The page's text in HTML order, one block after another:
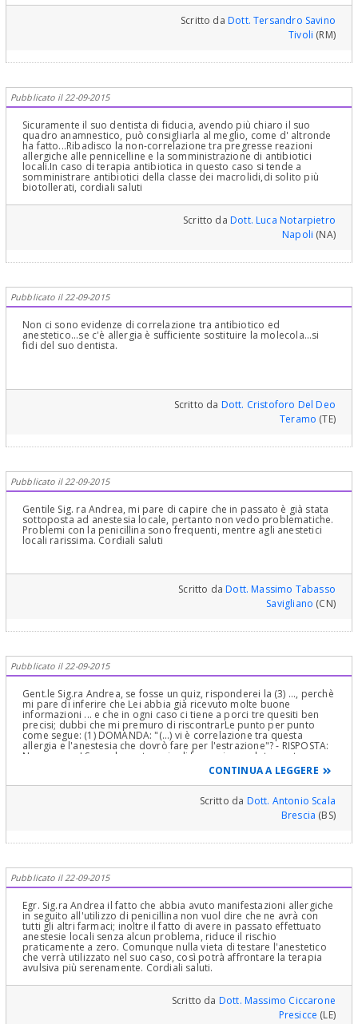
Scritto daDott. Tersandro Savino
Tivoli (RM)
Pubblicato il 22-09-2015
Sicuramente il suo dentista di fiducia, avendo più chiaro il suo
quadro anamnestico, può consigliarla al meglio, come d' altronde
ha fatto...Ribadisco la non-correlazione tra pregresse reazioni
allergiche alle pennicelline e la somministrazione di antibiotici
locali.In caso di terapia antibiotica in questo caso si tende a
somministrare antibiotici della classe dei macrolidi,di solito più
biotollerati, cordiali saluti
Scritto daDott. Luca Notarpietro
Napoli (NA)
Pubblicato il 22-09-2015
Non ci sono evidenze di correlazione tra antibiotico ed
anestetico...se c'è allergia è sufficiente sostituire la molecola...si
fidi del suo dentista.
Scritto da Dott. Cristoforo Del Deo
Teramo (TE)
Pubblicato il 22-09-2015
Gentile Sig. ra Andrea, mi pare di capire che in passato è già stata
sottoposta ad anestesia locale, pertanto non vedo problematiche.
Problemi con la penicillina sono frequenti, mentre agli anestetici
locali rarissima. Cordiali saluti
Scritto daDott. Massimo Tabasso
Savigliano (CN)
Pubblicato il 22-09-2015
Gent.le Sig.ra Andrea, se fosse un quiz, risponderei la (3) ..., perchè
mi pare di inferire che Lei abbia già ricevuto molte buone
informazioni ... e che in ogni caso ci tiene a porci tre quesiti ben
precisi; dubbi che mi premuro di riscontrarLe punto per punto
come segue: (1) DOMANDA: "(...) vi è correlazione tra questa
allergia e l'anestesia che dovrò fare per l'estrazione"? - RISPOSTA:
No, nessuna! Sono due categorie di farmaci completamente
diverse, che viaggiano su binari completamente diversi (sarebbe
come chiedere se una nave può incrociare, e/o collisionare con, un
treno ...). (2) DOMANDA: "(...) mi consigliate di fare alcuni test
allergici o un tampone dello stesso farmaco?" - RISPOSTA: No, non
è necessario. Di norma, l'antibiotico di prima scelta nel cavo orale
è l'amoxicillina (+ ac. clavulanico) che appartiene alla "classe" (o
farmaci della stessa categoria farmaceutica (antibiotici). In corso di
terapie odontoiatriche, ad esempio, si possono utilizzare quali
(come si suol dire) "antibiotici di seconda scelta" (seconda rispetto
alle penicillamine) farmaci della famiglia dei "macrolidi", tra cui i
più (largamente) utilizzati sono: la "spiramicina" o la
"claritromicina" o l' "eritromicina". Ma ve ne sono molti altri. Tutti
molto affidabili ed efficaci sia nel trattamento delle infezioni del
cavo orale sia nelle coperture profilattiche predisposte nel
periodo peri-operatorio (prima, durante e dopo) sia in caso di c.d.
"profilassi a breve termine" per l'endocardite. Affidabili ed efficaci
tanto quanto le migliori penicillamine. (3) DOMANDA: "Oppure si
tratta di non farmi vincere dalla paura?" - RISPOSTA: Direi proprio
di si, che di questo si tratta! A tale proposito, mi permetto di
rassicurarLa, in quanto la chirurgia dei denti del giudizio è oramai
una pratica consolidata e di routine per qualsiasi chirurgo orale o
CONTINUA A LEGGERE
Scritto da Dott. Antonio Scala
Brescia (BS)
Pubblicato il 22-09-2015
Egr. Sig.ra Andrea il fatto che abbia avuto manifestazioni allergiche
in seguito all'utilizzo di penicillina non vuol dire che ne avrà con
tutti gli altri farmaci; inoltre il fatto di avere in passato effettuato
anestesie locali senza alcun problema, riduce il rischio
praticamente a zero. Comunque nulla vieta di testare l'anestetico
che verrà utilizzato nel suo caso, così potrà affrontare la terapia
avulsiva più serenamente. Cordiali saluti.
Scritto da Dott. Massimo Ciccarone
Presicce (LE)